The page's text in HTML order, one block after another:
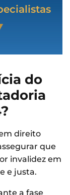
do
direito
que
invalidez em
e justa.
a fase